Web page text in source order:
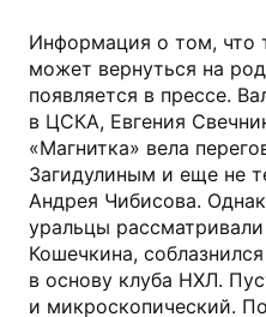
Информация о том, что
может вернуться на
появляется в прессе.
в ЦСКА, Евгения
«Магнитка» вела
Загидулиным и еще не
Андрея Чибисова.
уральцы
Кошечкина,
в основу клуба НХЛ.
и микроскопический.